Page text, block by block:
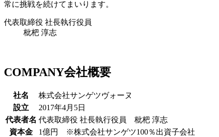
常に挑戦を続けてまいります。
代表取締役 社長執行役員
枇杷 淳志
COMPANY会社概要
社名
株式会社サンゲツヴォーヌ
設立
2017年4月5日
代表者名 代表取締役 社長執行役員 枇杷 淳志
資本金
1億円 ※株式会社サンゲツ100％出資子会社